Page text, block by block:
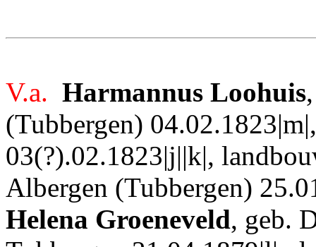
V.a. Harmannus Loohuis
(Tubbergen)
03(?).02.1823|j||k|,
Albergen (Tubbergen)
Helena Groeneveld, geb.